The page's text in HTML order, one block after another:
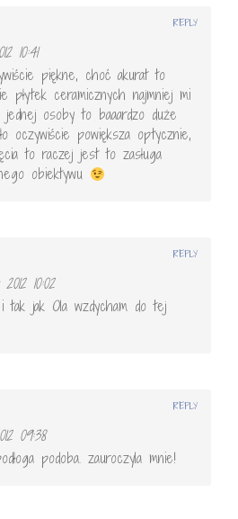
10:41
piękne, choć akurat to
płytek ceramicznych najmniej mi
osoby to baaardzo duże
oczywiście powiększa optycznie,
to raczej jest to zasługa
obiektywu
REPLY
10:02
tak jak Ola wzdycham do tej
REPLY
09:38
podoba. zauroczyla mnie!
REPLY